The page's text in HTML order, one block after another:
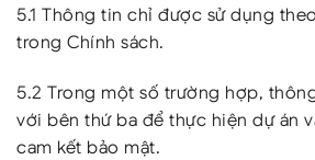
5.1 Thông tin chỉ được sử dụng
trong Chính sách.
5.2 Trong một số trường hợp,
với bên thứ ba để thực hiện dự án
cam kết bảo mật.